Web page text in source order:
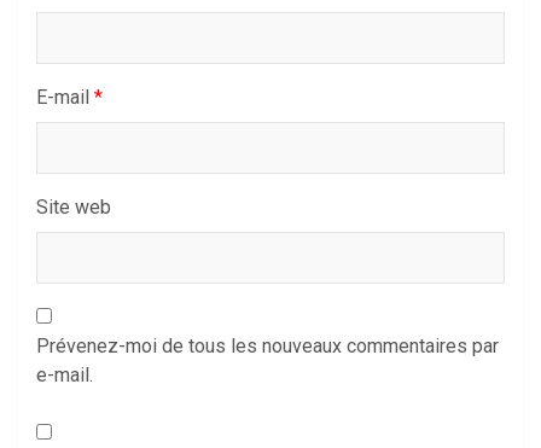
E-mail *
Site web
Prévenez-moi de tous les nouveaux commentaires par
e-mail.